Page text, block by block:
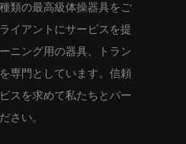
類の最高級体操器具をご
イアントにサービスを提
ニング用の器具、トラン
専門としています。信頼
スを求めて私たちとパー
さい。